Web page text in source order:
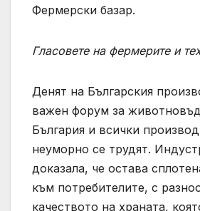
Фермерски базар.
Гласовете на фермерите и
Денят на Българския
важен форум за
България и всички
неуморно се трудят.
доказала, че остава
към потребителите, с
качеството на храната,